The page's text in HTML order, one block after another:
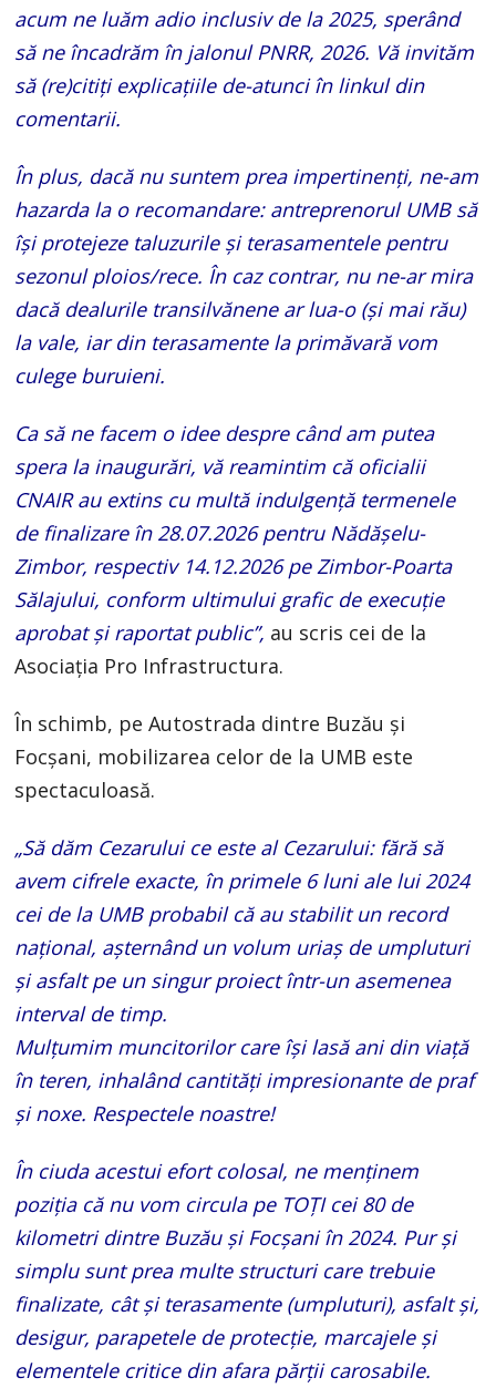
acum ne luăm adio inclusiv de la 2025, sperând
să ne încadrăm în jalonul PNRR, 2026. Vă invităm
să (re)citiți explicațiile de-atunci în linkul din
comentarii.
În plus, dacă nu suntem prea impertinenți, ne-am
hazarda la o recomandare: antreprenorul UMB să
își protejeze taluzurile și terasamentele pentru
sezonul ploios/rece. În caz contrar, nu ne-ar mira
dacă dealurile transilvănene ar lua-o (și mai rău)
la vale, iar din terasamente la primăvară vom
culege buruieni.
Ca să ne facem o idee despre când am putea
spera la inaugurări, vă reamintim că oficialii
CNAIR au extins cu multă indulgență termenele
de finalizare în 28.07.2026 pentru Nădășelu-
Zimbor, respectiv 14.12.2026 pe Zimbor-Poarta
Sălajului, conform ultimului grafic de execuție
aprobat și raportat public”, au scris cei de la
Asociația Pro Infrastructura.
În schimb, pe Autostrada dintre Buzău și
Focșani, mobilizarea celor de la UMB este
spectaculoasă.
„Să dăm Cezarului ce este al Cezarului: fără să
avem cifrele exacte, în primele 6 luni ale lui 2024
cei de la UMB probabil că au stabilit un record
național, așternând un volum uriaș de umpluturi
și asfalt pe un singur proiect într-un asemenea
interval de timp.
Mulțumim muncitorilor care își lasă ani din viață
în teren, inhalând cantități impresionante de praf
și noxe. Respectele noastre!
În ciuda acestui efort colosal, ne menținem
poziția că nu vom circula pe TOȚI cei 80 de
kilometri dintre Buzău și Focșani în 2024. Pur și
simplu sunt prea multe structuri care trebuie
finalizate, cât și terasamente (umpluturi), asfalt și,
desigur, parapetele de protecție, marcajele și
elementele critice din afara părții carosabile.